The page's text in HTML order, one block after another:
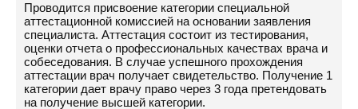
Проводится присвоение категории специальной
аттестационной комиссией на основании заявления
специалиста. Аттестация состоит из тестирования,
оценки отчета о профессиональных качествах врача и
собеседования. В случае успешного прохождения
аттестации врач получает свидетельство. Получение 1
категории дает врачу право через 3 года претендовать
на получение высшей категории.